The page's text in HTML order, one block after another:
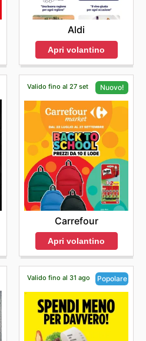
Aldi
Apri volantino
Valido fino al 27 set Nuovo!
Carrefour
Apri volantino
Valido fino al 31 ago Popolare